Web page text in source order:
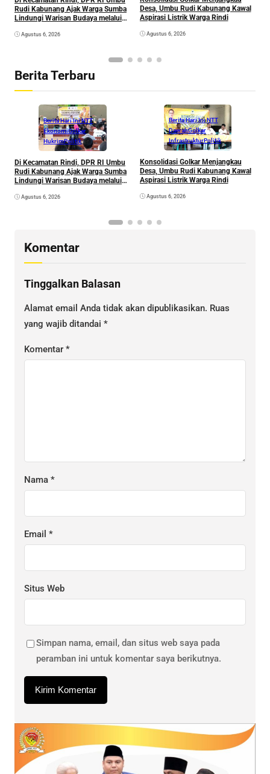
Rudi Kabunang Ajak Warga Sumba
Lindungi Warisan Budaya melalui
Agustus 6, 2026
Desa, Umbu Rudi Kabunang Kawal
Aspirasi Listrik Warga Rindi
Agustus 6, 2026
Berita Terbaru
Berita Hari Ini NTT
EkonomiGolkar
HukrimPolitik
Di Kecamatan Rindi, DPR RI Umbu
Rudi Kabunang Ajak Warga Sumba
Lindungi Warisan Budaya melalui
Agustus 6, 2026
Berita Hari Ini NTT
DaerahGolkar
InfrastrukturPolitik
Konsolidasi Golkar Menjangkau
Desa, Umbu Rudi Kabunang Kawal
Aspirasi Listrik Warga Rindi
Agustus 6, 2026
Komentar
Tinggalkan Balasan
Alamat email Anda tidak akan dipublikasikan. Ruas
yang wajib ditandai *
Komentar *
Nama *
Email *
Situs Web
Simpan nama, email, dan situs web saya pada
peramban ini untuk komentar saya berikutnya.